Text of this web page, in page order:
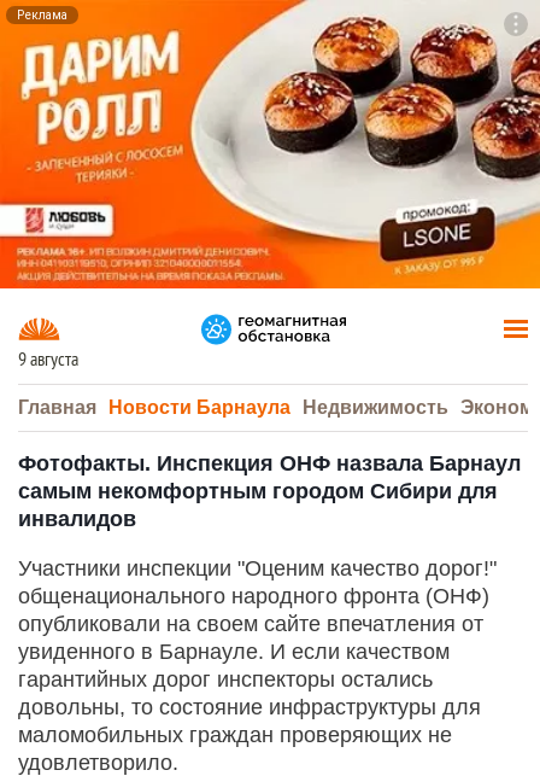
Реклама
9 августа
Главная Новости Барнаула Недвижимость
Фотофакты. Инспекция ОНФ назвала Барнаул
самым некомфортным городом Сибири для
инвалидов
Участники инспекции "Оценим качество дорог!"
общенационального народного фронта (ОНФ)
опубликовали на своем сайте впечатления от
увиденного в Барнауле. И если качеством
гарантийных дорог инспекторы остались
довольны, то состояние инфраструктуры для
маломобильных граждан проверяющих не
удовлетворило.